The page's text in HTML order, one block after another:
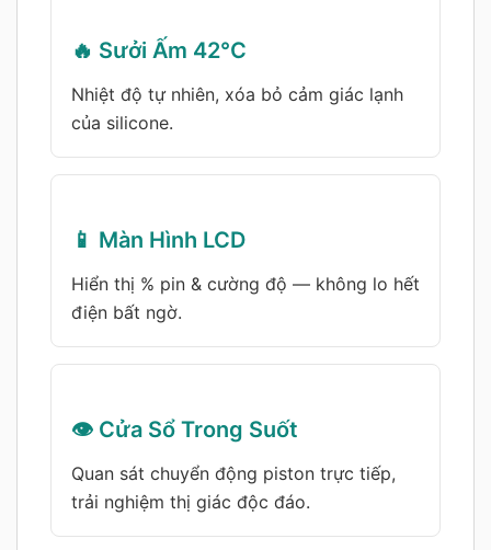
🔥 Sưởi Ấm 42°C
Nhiệt độ tự nhiên, xóa bỏ cảm giác lạnh
của silicone.
📱 Màn Hình LCD
Hiển thị % pin & cường độ — không lo hết
điện bất ngờ.
👁️ Cửa Sổ Trong Suốt
Quan sát chuyển động piston trực tiếp,
trải nghiệm thị giác độc đáo.